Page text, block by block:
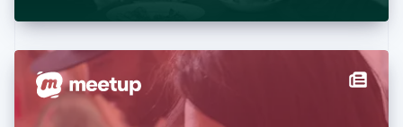
iPhone
English
États-Unis
English
Finlande
EnglishSvenska